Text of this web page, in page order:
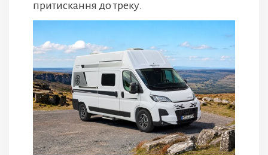
притискання до треку.